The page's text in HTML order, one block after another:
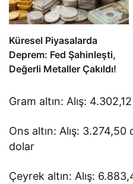
Küresel Piyasalarda
Deprem: Fed Şahinleşti,
Değerli Metaller Çakıldı!
Gram altın: Alış:
Ons altın: Alış:
dolar
Çeyrek altın: Alış: